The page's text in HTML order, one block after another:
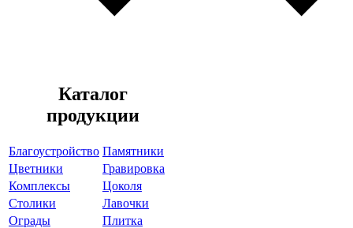
Каталог
продукции
Благоустройство Памятники
Цветники
Гравировка
Комплексы
Цоколя
Столики
Лавочки
Ограды
Плитка